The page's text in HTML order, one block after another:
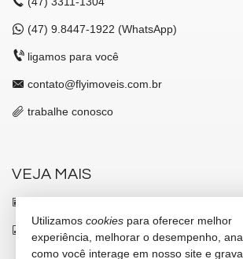
(47) 9.8447-1922 (WhatsApp)
ligamos para você
contato@flyimoveis.com.br
trabalhe conosco
VEJA MAIS
indicadores financeiros
Utilizamos cookies para oferecer melhor
experiência, melhorar o desempenho,
como você interage em nosso site e